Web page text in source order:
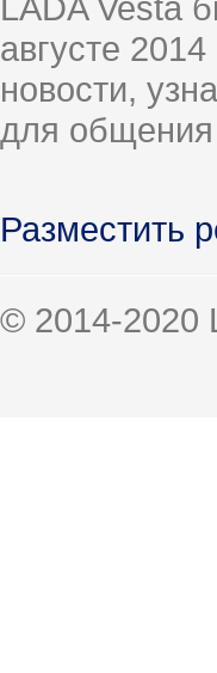
августе
новости,
для
Разместить
© 2014-2020